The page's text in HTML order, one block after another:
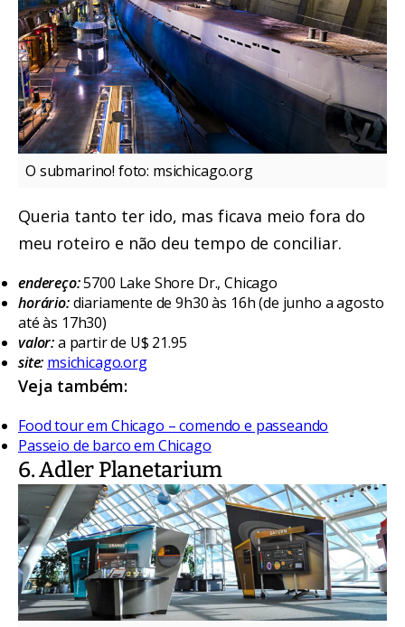
O submarino! foto: msichicago.org
Queria tanto ter ido, mas ficava meio fora do
meu roteiro e não deu tempo de conciliar.
endereço:5700 Lake Shore Dr., Chicago
horário:diariamente de 9h30 às 16h (de junho a agosto
até às 17h30)
valor:a partir de U$ 21.95
site: msichicago.org
Veja também:
Food tour em Chicago – comendo e passeando
Passeio de barco em Chicago
6. Adler Planetarium